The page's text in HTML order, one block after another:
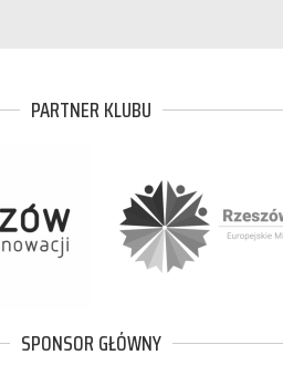
PARTNER KLUBU
SPONSOR GŁÓWNY